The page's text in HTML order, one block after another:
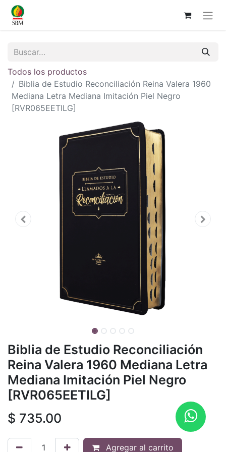
Todos los productos
Biblia de Estudio Reconciliación Reina Valera 1960
Mediana Letra Mediana Imitación Piel Negro
[RVR065EETILG]
Biblia de Estudio Reconciliación
Reina Valera 1960 Mediana Letra
Mediana Imitación Piel Negro
[RVR065EETILG]
$ 735.00
Agregar al carrito